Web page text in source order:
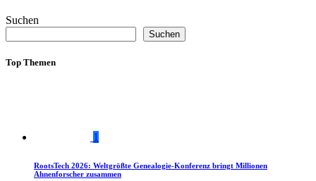
Suchen
Suchen
Top Themen
1
RootsTech 2026: Weltgrößte Genealogie-Konferenz bringt Millionen
Ahnenforscher zusammen